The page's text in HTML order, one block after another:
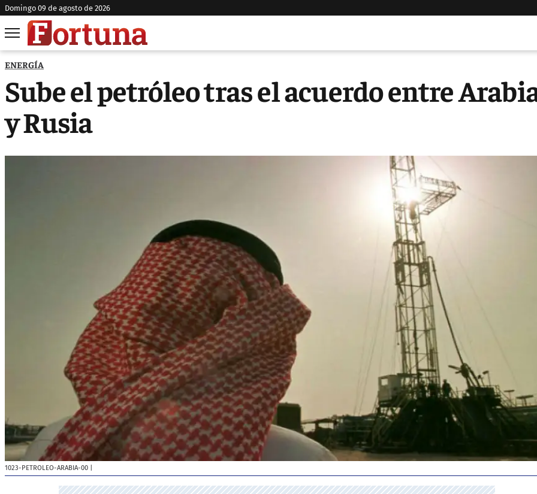
domingo 09 de agosto de 2026
ENERGÍA
Sube el petróleo tras el acuerdo entre
y Rusia
1023-PETROLEO-ARABIA-00